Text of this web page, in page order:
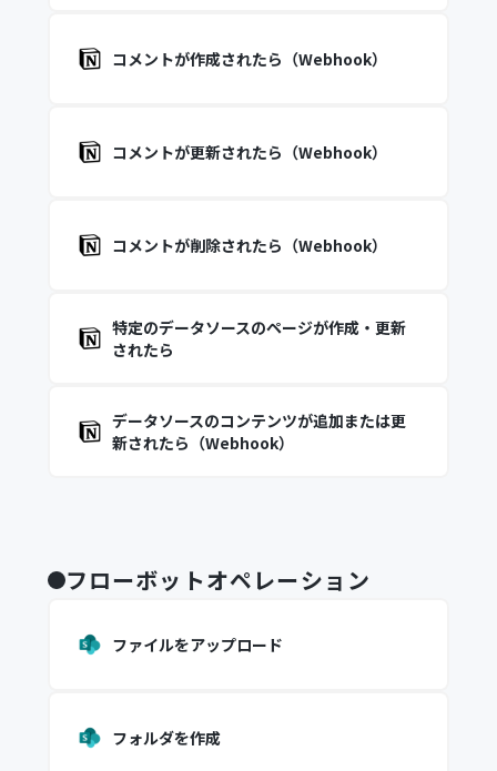
コメントが作成されたら（Webhook）
コメントが更新されたら（Webhook）
コメントが削除されたら（Webhook）
特定のデータソースのページが作成・更新
されたら
データソースのコンテンツが追加または更
新されたら（Webhook）
フローボットオペレーション
ファイルをアップロード
フォルダを作成